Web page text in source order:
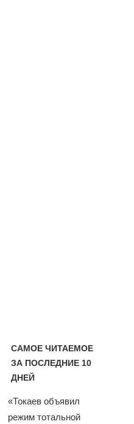
САМОЕ ЧИТАЕМОЕ
ЗА ПОСЛЕДНИЕ 10
ДНЕЙ
«Токаев объявил
режим тотальной